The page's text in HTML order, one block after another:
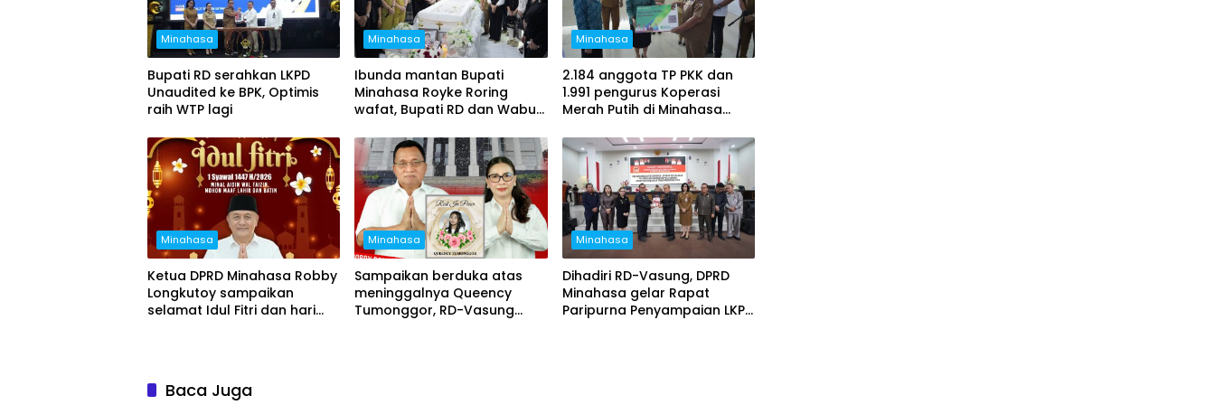
Minahasa
Bupati RD serahkan LKPD
Unaudited ke BPK, Optimis
raih WTP lagi
Minahasa
Ibunda mantan Bupati
Minahasa Royke Roring
wafat, Bupati RD dan Wabup
penghiburan
Minahasa
2.184 anggota TP PKK dan
1.991 pengurus Koperasi
Merah Putih di Minahasa
peserta BPJS
Ketenegakerjaan
Minahasa
Ketua DPRD Minahasa Robby
Longkutoy sampaikan
selamat Idul Fitri dan hari
Minahasa
Sampaikan berduka atas
meninggalnya Queency
Tumonggor, RD-Vasung
Minahasa
Dihadiri RD-Vasung, DPRD
Minahasa gelar Rapat
Paripurna Penyampaian LKPJ
Baca Juga